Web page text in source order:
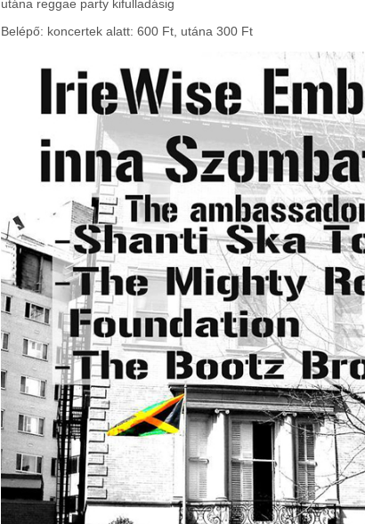
utána reggae party kifulladásig
Belépő: koncertek alatt: 600 Ft, utána 300 Ft